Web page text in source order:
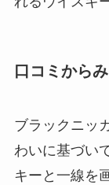
口コミから
ブラックニッ
わいに基づい
キーと一線を